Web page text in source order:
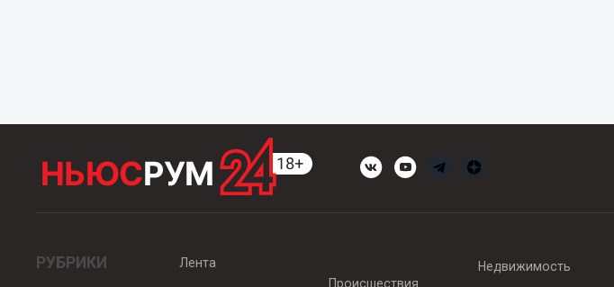
РУБРИКИ
Лента
Происшествия
Недвижимость